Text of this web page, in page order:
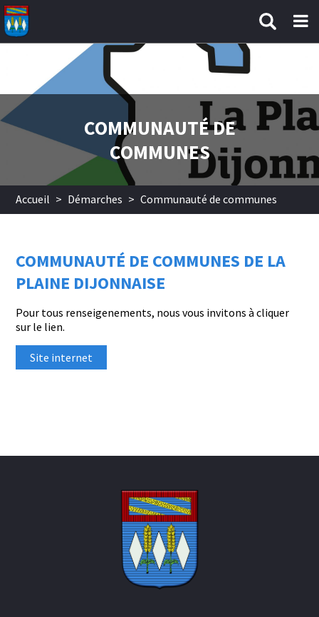
Aller au contenu principal
COMMUNAUTÉ DE
COMMUNES
Accueil > Démarches > Communauté de communes
COMMUNAUTÉ DE COMMUNES DE LA
PLAINE DIJONNAISE
Pour tous renseigenements, nous vous invitons à cliquer
sur le lien.
Site internet